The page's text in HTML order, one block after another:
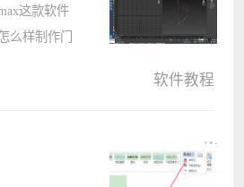
这款软件
么样制作门
，在绘图区
软件教程